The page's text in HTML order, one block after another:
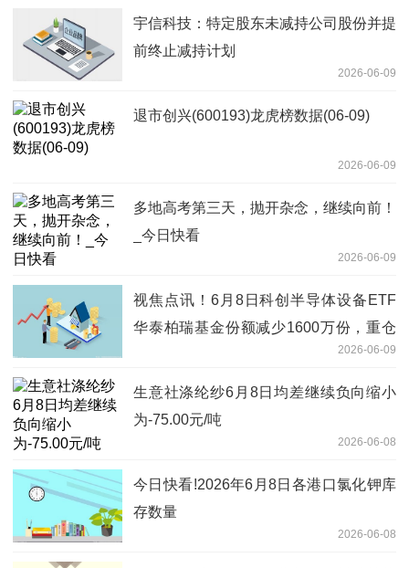
宇信科技：特定股东未减持公司股份并提
前终止减持计划
2026-06-09
退市创兴(600193)龙虎榜数据(06-09)
2026-06-09
多地高考第三天，抛开杂念，继续向前！
_今日快看
2026-06-09
视焦点讯！6月8日科创半导体设备ETF
华泰柏瑞基金份额减少1600万份，重仓
股拓荆科技、华海清科、中微公司2026-06-09
生意社涤纶纱6月8日均差继续负向缩小
为-75.00元/吨
2026-06-08
今日快看!2026年6月8日各港口氯化钾库
存数量
2026-06-08